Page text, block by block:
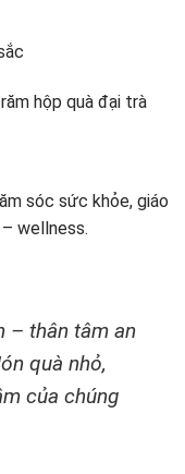
hộp quà đại trà
sóc sức khỏe, giáo
wellness.
– thân tâm an
quà nhỏ,
của chúng